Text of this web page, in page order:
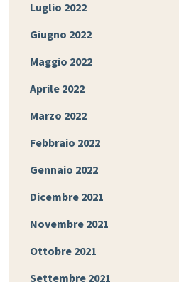
Luglio 2022
Giugno 2022
Maggio 2022
Aprile 2022
Marzo 2022
Febbraio 2022
Gennaio 2022
Dicembre 2021
Novembre 2021
Ottobre 2021
Settembre 2021